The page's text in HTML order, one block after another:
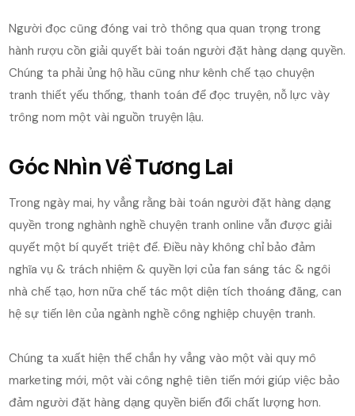
Người đọc cũng đóng vai trò thông qua quan trọng trong
hành rượu cồn giải quyết bài toán người đặt hàng dạng quyền.
Chúng ta phải ủng hộ hầu cũng như kênh chế tạo chuyện
tranh thiết yếu thống, thanh toán để đọc truyện, nỗ lực vày
trông nom một vài nguồn truyện lậu.
Góc Nhìn Về Tương Lai
Trong ngày mai, hy vẳng rằng bài toán người đặt hàng dạng
quyền trong nghành nghề chuyện tranh online vẫn được giải
quyết một bí quyết triệt để. Điều này không chỉ bảo đảm
nghĩa vụ & trách nhiệm & quyền lợi của fan sáng tác & ngôi
nhà chế tạo, hơn nữa chế tác một diện tích thoáng đãng, can
hệ sự tiến lên của ngành nghề công nghiệp chuyện tranh.
Chúng ta xuất hiện thể chắn hy vẳng vào một vài quy mô
marketing mới, một vài công nghệ tiên tiến mới giúp việc bảo
đảm người đặt hàng dạng quyền biến đổi chất lượng hơn.